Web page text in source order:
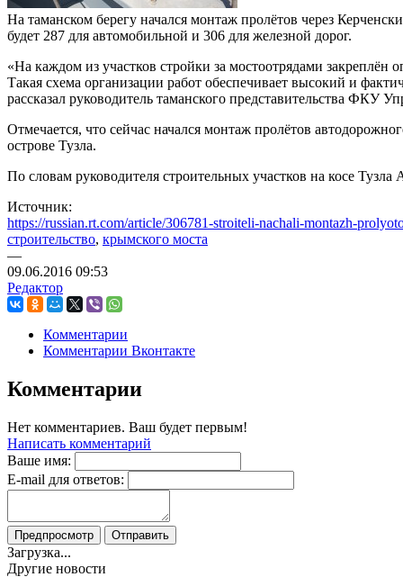
На таманском берегу начался монтаж пролётов через
будет 287 для автомобильной и 306 для железной дорог.
«На каждом из участков стройки за мостоотрядами
Такая схема организации работ обеспечивает высокий и
рассказал руководитель таманского представительства ФКУ
Отмечается, что сейчас начался монтаж пролётов
острове Тузла.
По словам руководителя строительных участков на косе
Источник:
https://russian.rt.com/article/306781-stroiteli-nachali-montazh-
строительство, крымского моста
—
09.06.2016 09:53
Редактор
Комментарии
Комментарии Вконтакте
Комментарии
Нет комментариев. Ваш будет первым!
Написать комментарий
Ваше имя:
E-mail для ответов:
Загрузка...
Другие новости